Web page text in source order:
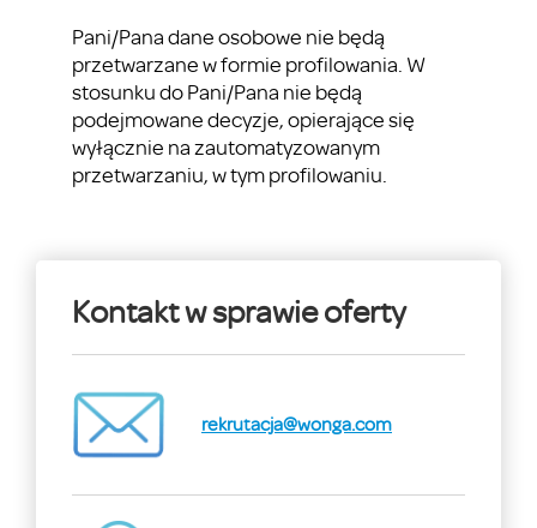
Pani/Pana dane osobowe nie będą
przetwarzane w formie profilowania. W
stosunku do Pani/Pana nie będą
podejmowane decyzje, opierające się
wyłącznie na zautomatyzowanym
przetwarzaniu, w tym profilowaniu.
Kontakt w sprawie oferty
rekrutacja@wonga.com